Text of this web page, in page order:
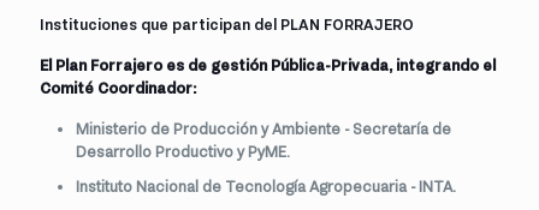
Instituciones que participan del PLAN FORRAJERO
El Plan Forrajero es de gestión Pública-Privada, integrando el
Comité Coordinador:
Ministerio de Producción y Ambiente - Secretaría de
Desarrollo Productivo y PyME.
Instituto Nacional de Tecnología Agropecuaria - INTA.